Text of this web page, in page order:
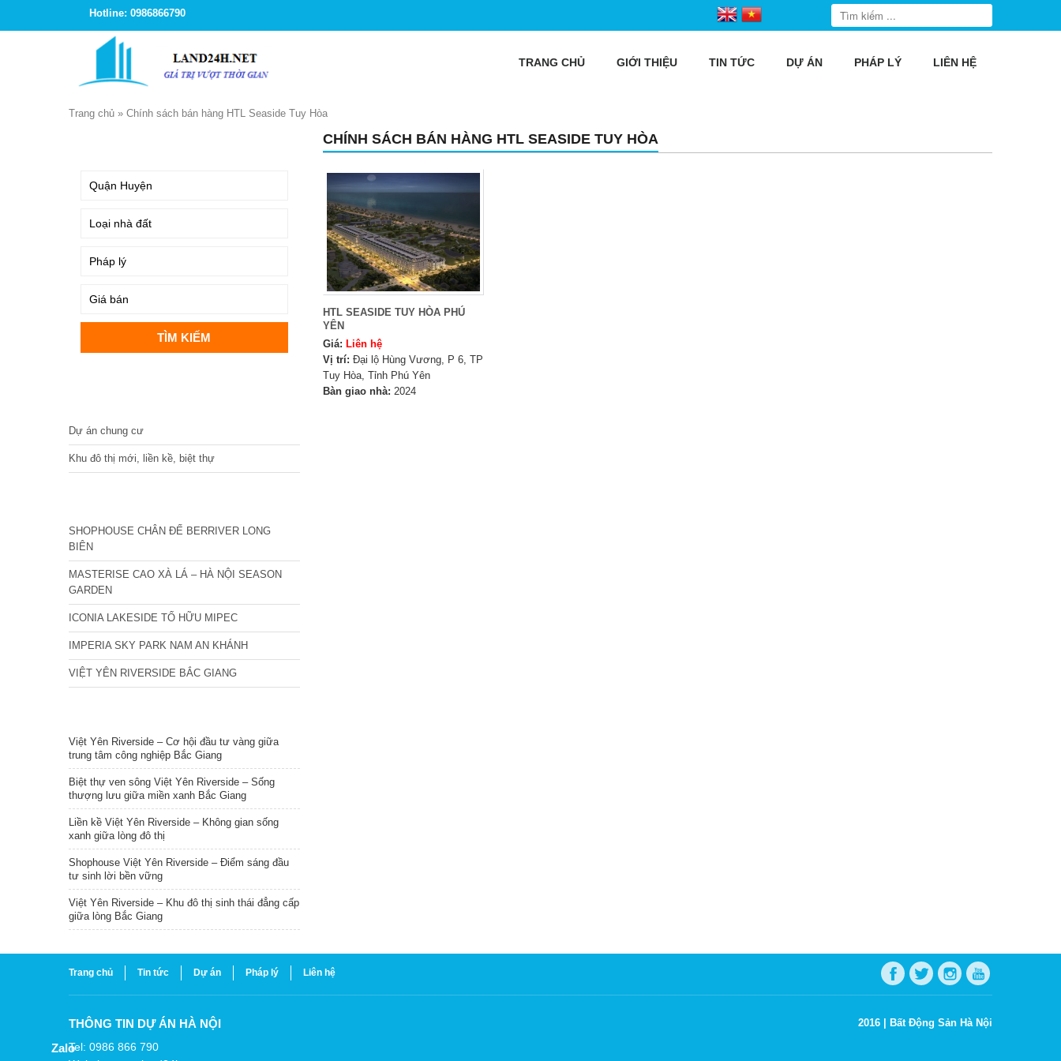
Hotline: 0986866790
TRANG CHỦ GIỚI THIỆU TIN TỨC DỰ ÁN PHÁP LÝ LIÊN HỆ
Trang chủ » Chính sách bán hàng HTL Seaside Tuy Hòa
CHÍNH SÁCH BÁN HÀNG HTL SEASIDE TUY HÒA
HTL SEASIDE TUY HÒA PHÚ
YÊN
Giá: Liên hệ
Vị trí: Đại lộ Hùng Vương, P 6, TP
Tuy Hòa, Tỉnh Phú Yên
Bàn giao nhà: 2024
Dự án chung cư
Khu đô thị mới, liền kề, biệt thự
SHOPHOUSE CHÂN ĐẾ BERRIVER LONG
BIÊN
MASTERISE CAO XÀ LÁ – HÀ NỘI SEASON
GARDEN
ICONIA LAKESIDE TỐ HỮU MIPEC
IMPERIA SKY PARK NAM AN KHÁNH
VIỆT YÊN RIVERSIDE BẮC GIANG
Việt Yên Riverside – Cơ hội đầu tư vàng giữa
trung tâm công nghiệp Bắc Giang
Biệt thự ven sông Việt Yên Riverside – Sống
thượng lưu giữa miền xanh Bắc Giang
Liền kề Việt Yên Riverside – Không gian sống
xanh giữa lòng đô thị
Shophouse Việt Yên Riverside – Điểm sáng đầu
tư sinh lời bền vững
Việt Yên Riverside – Khu đô thị sinh thái đẳng cấp
giữa lòng Bắc Giang
Trang chủ Tin tức Dự án Pháp lý Liên hệ
THÔNG TIN DỰ ÁN HÀ NỘI
Tel: 0986 866 790
2016 | Bất Động Sản Hà Nội
Zalo